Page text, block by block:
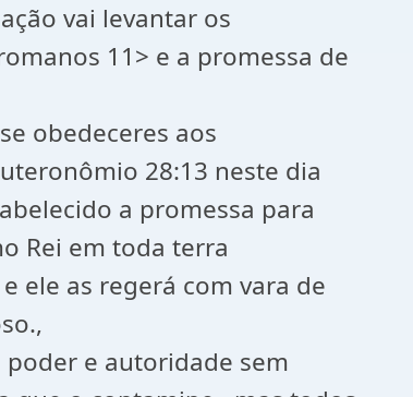
vai levantar os
11> e a promessa de
obedeceres aos
28:13 neste dia
a promessa para
Rei em toda terra
ele as regerá com vara de
e autoridade sem